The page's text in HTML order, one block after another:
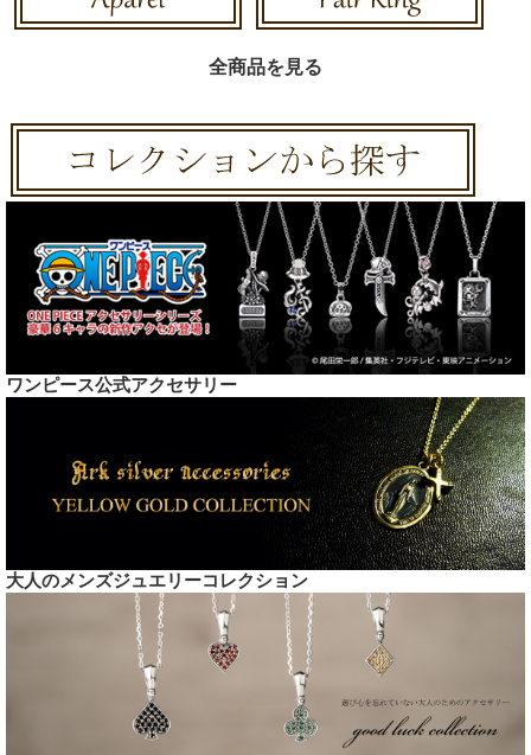
全商品を見る
ワンピース公式アクセサリー
大人のメンズジュエリーコレクション